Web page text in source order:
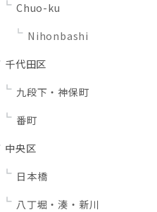
Chuo-ku
Nihonbashi
千代田区
九段下・神保町
番町
中央区
日本橋
八丁堀・湊・新川